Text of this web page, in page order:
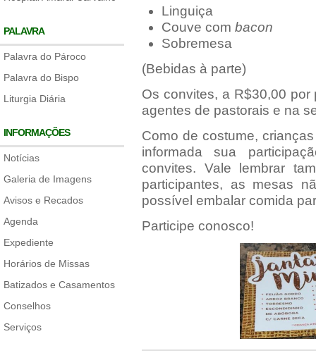
PALAVRA
Palavra do Pároco
Palavra do Bispo
Liturgia Diária
INFORMAÇÕES
Notícias
Galeria de Imagens
Avisos e Recados
Agenda
Expediente
Horários de Missas
Batizados e Casamentos
Conselhos
Serviços
Linguiça
Couve com bacon
Sobremesa
(Bebidas à parte)
Os convites, a R$30,00
agentes de pastorais e na
Como de costume,
informada sua
convites. Vale lembrar
participantes, as mesas
possível embalar comida
Participe conosco!